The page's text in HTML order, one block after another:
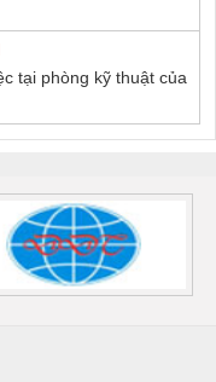
tại phòng kỹ thuật của